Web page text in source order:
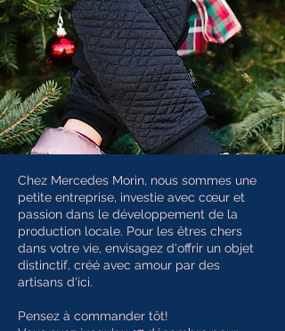
Chez Mercedes Morin, nous sommes une
petite entreprise, investie avec cœur et
passion dans le développement de la
production locale. Pour les êtres chers
dans votre vie, envisagez d'offrir un objet
distinctif, créé avec amour par des
artisans d'ici.
Pensez à commander tôt!